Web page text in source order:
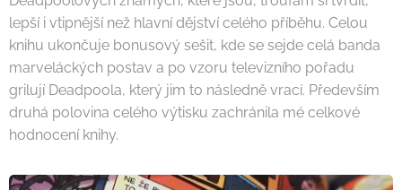
lepší i vtipnější než hlavní dějství celého příběhu. Celou
knihu ukončuje bonusový sešit, kde se sejde celá banda
marveláckých postav a po vzoru televizního pořadu
grilují Deadpoola, který jim to následně vrací. Především
druhá polovina celého výtisku zachránila mé celkové
hodnocení knihy.